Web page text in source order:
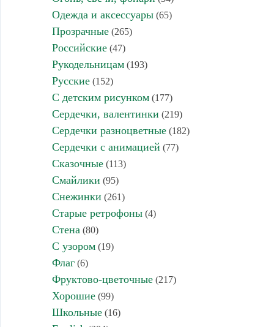
Одежда и аксессуары(65)
Прозрачные(265)
Российские(47)
Рукодельницам(193)
Русские(152)
С детским рисунком(177)
Сердечки, валентинки (219)
Сердечки разноцветные(182)
Сердечки с анимацией (77)
Сказочные(113)
Смайлики (95)
Снежинки (261)
Старые ретрофоны(4)
Стена (80)
С узором(19)
Флаг(6)
Фруктово-цветочные(217)
Хорошие(99)
Школьные(16)